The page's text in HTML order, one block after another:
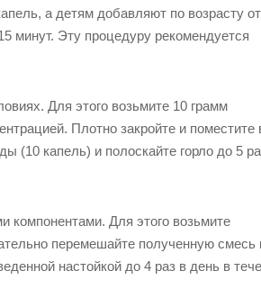
а детям добавляют по возрасту
минут. Эту процедуру рекомендуется
Для этого возьмите 10 грамм
Плотно закройте и поместите
(10 капель) и полоскайте горло до 5
компонентами. Для этого возьмите
перемешайте полученную смесь
настойкой до 4 раз в день в